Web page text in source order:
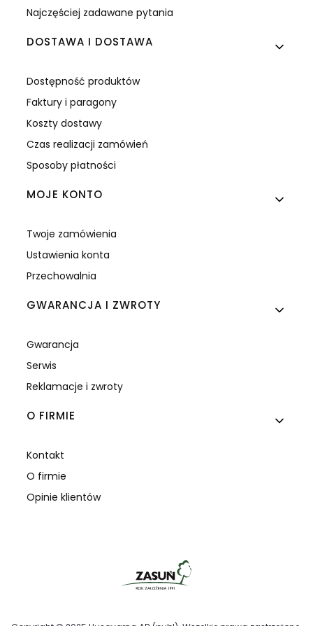
Najczęściej zadawane pytania
DOSTAWA I DOSTAWA
Dostępność produktów
Faktury i paragony
Koszty dostawy
Czas realizacji zamówień
Sposoby płatności
MOJE KONTO
Twoje zamówienia
Ustawienia konta
Przechowalnia
GWARANCJA I ZWROTY
Gwarancja
Serwis
Reklamacje i zwroty
O FIRMIE
Kontakt
O firmie
Opinie klientów